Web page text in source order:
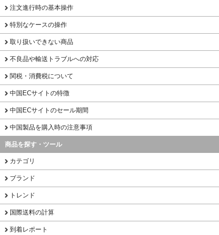
注文進行時の基本操作
特別なケースの操作
取り扱いできない商品
不良品や輸送トラブルへの対応
関税・消費税について
中国ECサイトの特徴
中国ECサイトのセール期間
中国製品を購入時の注意事項
商品を探す・ツール
カテゴリ
ブランド
トレンド
国際送料の計算
到着レポート